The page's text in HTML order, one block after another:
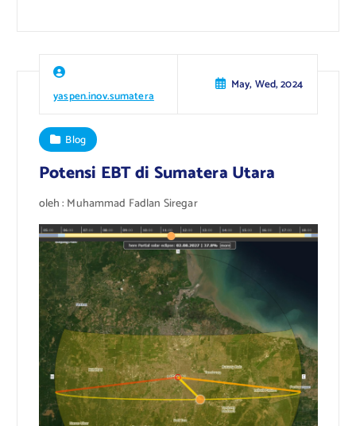
yaspen.inov.sumatera
May, Wed, 2024
Blog
Potensi EBT di Sumatera Utara
oleh : Muhammad Fadlan Siregar